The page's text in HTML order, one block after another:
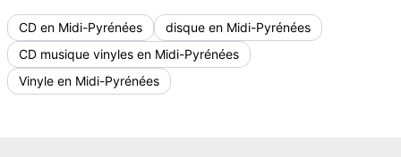
CD en Midi-Pyrénées
disque en Midi-Pyrénées
CD musique vinyles en Midi-Pyrénées
Vinyle en Midi-Pyrénées